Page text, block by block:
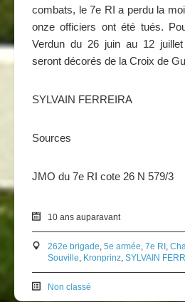
combats, le 7e RI a perdu la
onze officiers ont été tués.
Verdun du 26 juin au 12
seront décorés de la Croix de
SYLVAIN FERREIRA
Sources
JMO du 7e RI cote 26 N 579/3
10 ans auparavant
262e brigade, 5e armée, 7e RI ,
Souville, Kronprinz, SYLVAIN
Non classé